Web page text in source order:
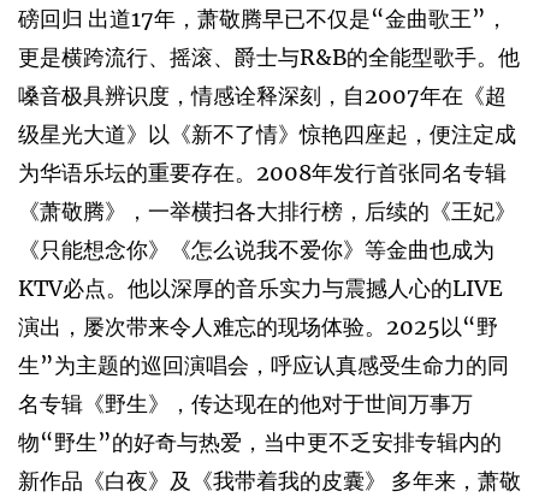
磅回归 出道17年，萧敬腾早已不仅是“金曲歌王”，
更是横跨流行、摇滚、爵士与R&B的全能型歌手。他
嗓音极具辨识度，情感诠释深刻，自2007年在《超
级星光大道》以《新不了情》惊艳四座起，便注定成
为华语乐坛的重要存在。2008年发行首张同名专辑
《萧敬腾》，一举横扫各大排行榜，后续的《王妃》
《只能想念你》《怎么说我不爱你》等金曲也成为
KTV必点。他以深厚的音乐实力与震撼人心的LIVE
演出，屡次带来令人难忘的现场体验。2025以“野
生”为主题的巡回演唱会，呼应认真感受生命力的同
名专辑《野生》，传达现在的他对于世间万事万
物“野生”的好奇与热爱，当中更不乏安排专辑内的
新作品《白夜》及《我带着我的皮囊》 多年来，萧敬